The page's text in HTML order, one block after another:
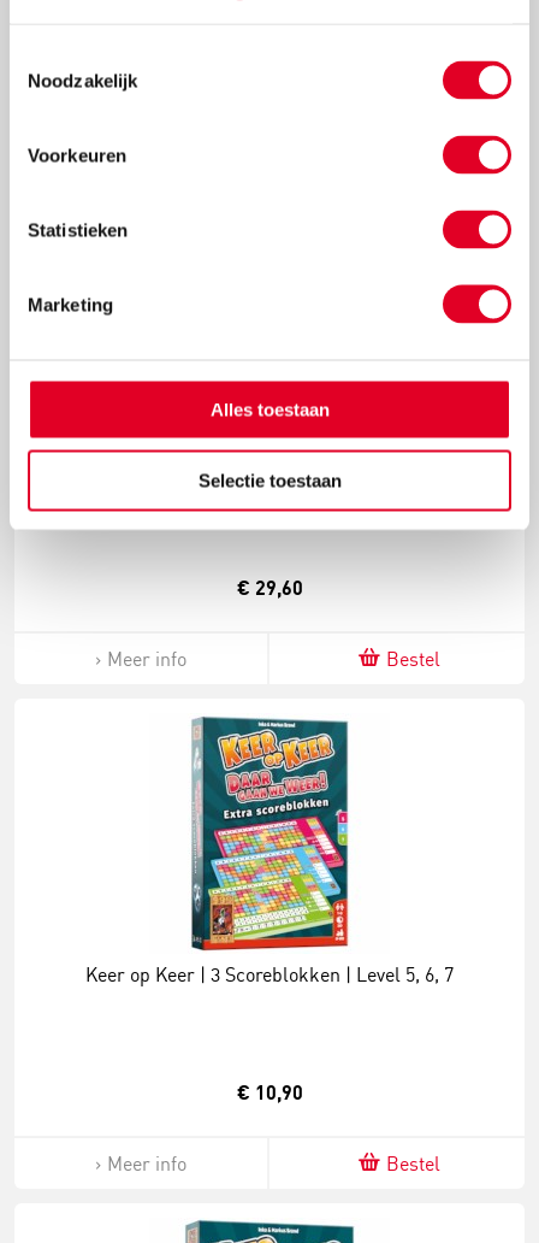
Noodzakelijk
Voorkeuren
Statistieken
Marketing
Alles toestaan
Selectie toestaan
Meer info
Jakkiebak kippenkak | 999 games
€ 29,60
Meer info Bestel
Keer op Keer | 3 Scoreblokken | Level 5, 6, 7
€ 10,90
Meer info Bestel